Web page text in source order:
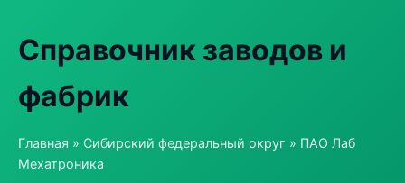
Справочник заводов и
фабрик
Главная » Сибирский федеральный округ » ПАО Лаб
Мехатроника